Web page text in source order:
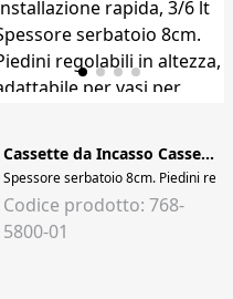
Cassette da Incasso Cassetta da incasso per Vaso Sospeso - Installazione rapida, 3/6 lt
Spessore serbatoio 8cm. Piedini
Codice prodotto: 768-
5800-01